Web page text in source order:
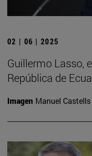
02 | 06 | 2025
Guillermo Lasso,
República de
Imagen Manuel Castells